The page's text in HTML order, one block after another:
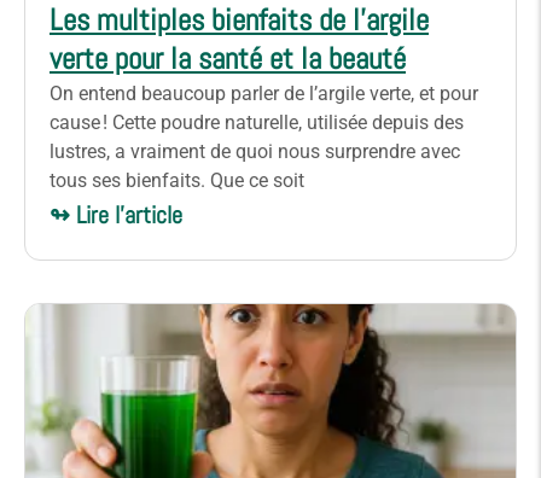
Les multiples bienfaits de l’argile
verte pour la santé et la beauté
On entend beaucoup parler de l’argile verte, et pour
cause ! Cette poudre naturelle, utilisée depuis des
lustres, a vraiment de quoi nous surprendre avec
tous ses bienfaits. Que ce soit
↬ Lire l'article